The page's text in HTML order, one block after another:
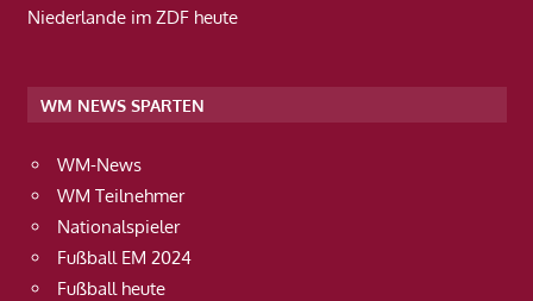
Niederlande im ZDF heute
WM NEWS SPARTEN
WM-News
WM Teilnehmer
Nationalspieler
Fußball EM 2024
Fußball heute